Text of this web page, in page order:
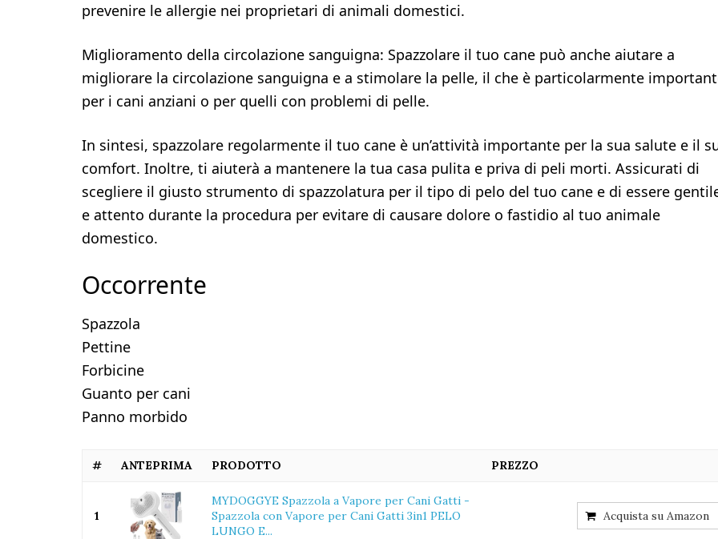
prevenire le allergie nei proprietari di animali domestici.
Miglioramento della circolazione sanguigna: Spazzolare il tuo cane può anche aiutare a
migliorare la circolazione sanguigna e a stimolare la pelle, il che è particolarmente
per i cani anziani o per quelli con problemi di pelle.
In sintesi, spazzolare regolarmente il tuo cane è un’attività importante per la sua salute e il
comfort. Inoltre, ti aiuterà a mantenere la tua casa pulita e priva di peli morti. Assicurati di
scegliere il giusto strumento di spazzolatura per il tipo di pelo del tuo cane e di essere
e attento durante la procedura per evitare di causare dolore o fastidio al tuo animale
domestico.
Occorrente
Spazzola
Pettine
Forbicine
Guanto per cani
Panno morbido
# ANTEPRIMA PRODOTTO PREZZO
1
MYDOGGYE Spazzola a Vapore per Cani Gatti -
Spazzola con Vapore per Cani Gatti 3in1 PELO
LUNGO E...
Acquista su Amazon